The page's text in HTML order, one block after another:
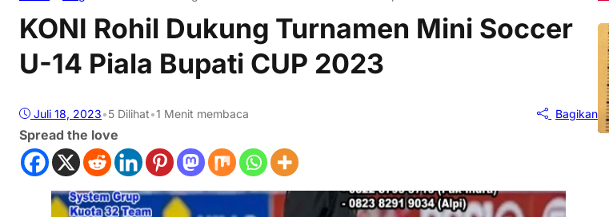
KONI Rohil Dukung Turnamen Mini Soccer
U-14 Piala Bupati CUP 2023
Juli 18, 2023•5 Dilihat•1 Menit membaca Bagikan
Spread the love